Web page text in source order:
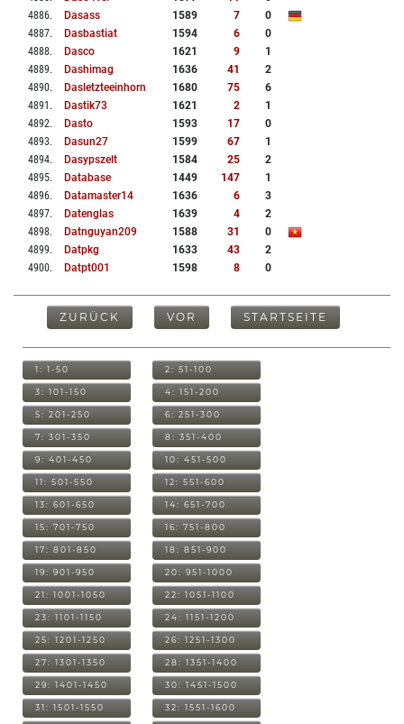
4886. Dasass 1589 7
0
4887. Dasbastiat 1594 6
0
4888. Dasco 1621 9
1
4889. Dashimag 1636 41
2
4890. Dasletzteeinhorn 1680 75
6
4891 . Dastik73 1621 2
1
4892. Dasto 1593 17
0
4893. Dasun27 1599 67
1
4894. Dasypszelt 1584 25
2
4895. Database 1449 147
1
4896. Datamaster14 1636 6
3
4897. Datenglas 1639 4
2
4898. Datnguyan209 1588 31
0
4899. Datpkg 1633 43
2
4900. Datpt001 1598 8 0
ZURÜCK VOR STARTSEITE
1: 1-50 2: 51-100
3: 101-150 4: 151-200
5: 201-250 6: 251-300
7: 301-350 8: 351-400
9: 401-450 10: 451-500
11: 501-550 12: 551-600
13: 601-650 14: 651-700
15: 701-750 16: 751-800
17: 801-850 18: 851-900
19: 901-950 20: 951-1000
21: 1001-1050 22: 1051-1100
23: 1101-1150 24: 1151-1200
25: 1201-1250 26: 1251-1300
27: 1301-1350 28: 1351-1400
29: 1401-1450 30: 1451-1500
31: 1501-1550 32: 1551-1600